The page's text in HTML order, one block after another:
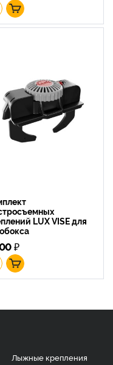
LUX VISE для
₽
Лыжные крепления